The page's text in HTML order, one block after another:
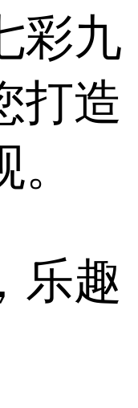
彩九
打造
乐趣